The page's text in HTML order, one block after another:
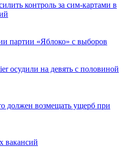
контроль за сим-картами в
партии «Яблоко» с выборов
осудили на девять с половиной
должен возмещать ущерб при
вакансий